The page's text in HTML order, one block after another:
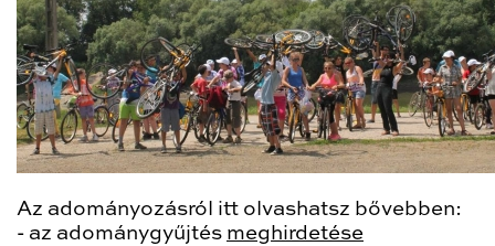
Az adományozásról itt olvashatsz bővebben:
- az adománygyűjtés meghirdetése